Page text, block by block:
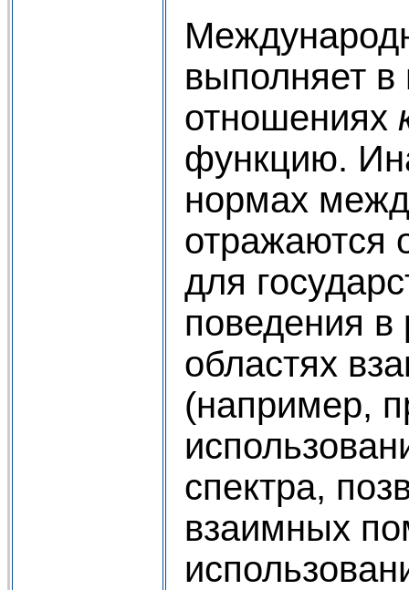
выполняет
отношениях
функцию.
нормах
для
поведения в
областях
(например,
спектра,
взаимных